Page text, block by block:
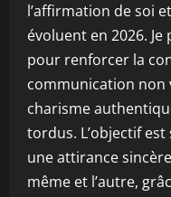
l’affirmation de soi
évoluent en 2026.
pour renforcer la
communication non
charisme
tordus. L’objectif
une attirance
même et l’autre,